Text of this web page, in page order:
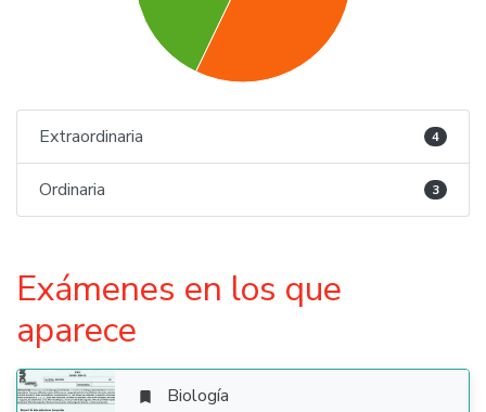
Extraordinaria 4
Ordinaria 3
Exámenes en los que
aparece
 Biología